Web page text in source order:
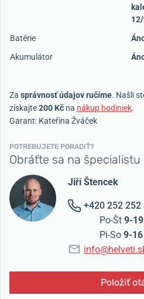
Batérie
Akumulátor
Za správnosť údajov ručíme. Našli
získajte200 Kč na nákup hodiniek.
Garant: Kateřina Žváček
POTREBUJETE PORADIŤ?
Obráťte sa na špecialistu
Jiří Štencek
+420 252 252
Po-Št 9-19
Pi-So 9-16
Položiť